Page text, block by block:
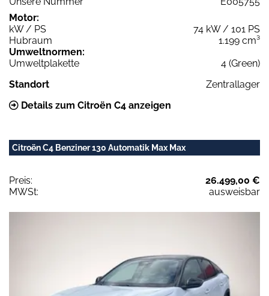
Motor:
kW / PS
74 kW / 101 PS
Hubraum
1.199 cm³
Umweltnormen:
Umweltplakette
4 (Green)
Standort
Zentrallager
Details zum Citroën C4 anzeigen
Citroën C4 Benziner 130 Automatik Max Max
Preis:
26.499,00 €
MWSt:
ausweisbar